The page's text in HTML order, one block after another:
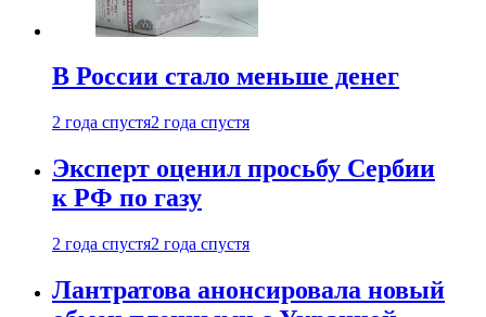
В России стало меньше денег
2 года спустя2 года спустя
Эксперт оценил просьбу Сербии
к РФ по газу
2 года спустя2 года спустя
Лантратова анонсировала новый